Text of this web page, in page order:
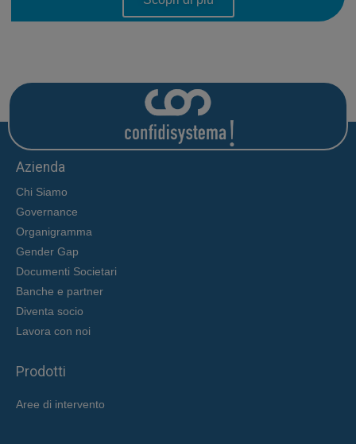
Azienda
Chi Siamo
Governance
Organigramma
Gender Gap
Documenti Societari
Banche e partner
Diventa socio
Lavora con noi
Prodotti
Aree di intervento